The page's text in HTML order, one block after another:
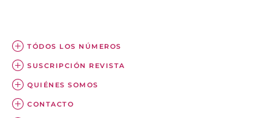
TÓDOS LOS NÚMEROS
SUSCRIPCIÓN REVISTA
QUIÉNES SOMOS
CONTACTO